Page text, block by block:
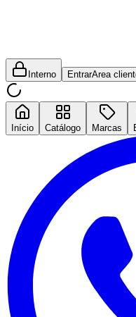
Interno EntrarArea
Início Catálogo Marcas